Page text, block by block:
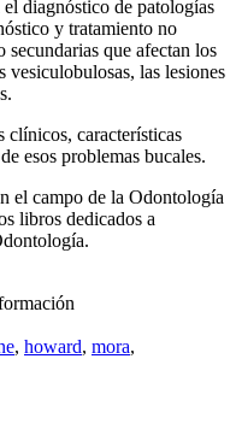
diagnóstico de patologías
y tratamiento no
que afectan los
vesiculobulosas, las lesiones
clínicos, características
esos problemas bucales.
el campo de la Odontología
libros dedicados a
, howard, mora,